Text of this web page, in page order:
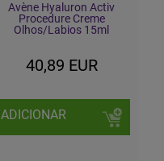
Avène Hyaluron Activ
Procedure Creme
Olhos/Labios 15ml
40,89 EUR
ADICIONAR